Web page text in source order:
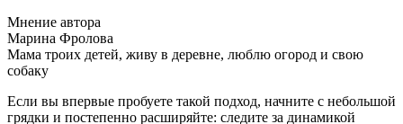
Мнение автора
Марина Фролова
Мама троих детей, живу в деревне, люблю огород и свою
собаку
Если вы впервые пробуете такой подход, начните с небольшой
грядки и постепенно расширяйте: следите за динамикой